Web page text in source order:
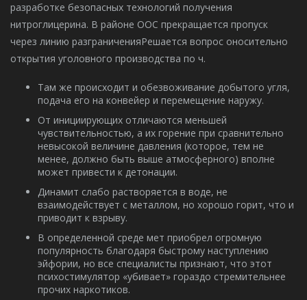
разработке безопасных технологий получения
нитроглицерина. В районе ООС прекращается пропуск
через линию разграниченияРешается вопрос оносительно
открытия уголовного производства по ч.
Там же происходит и обезвоживание добытого угля,
подача его на конвейер и перемещение наружу.
От инициирующих отличаются меньшей
чувствительностью, а их горение при сравнительно
невысокой величине давления (которое, тем не
менее, должно быть выше атмосферного) вполне
может привести к детонации.
Динамит слабо растворяется в воде, не
взаимодействует с металлом, но хорошо горит, что и
приводит к взрыву.
В определенной среде мет приобрел огромную
популярность благодаря быстрому наступлению
эйфории, но все специалисты признают, что этот
психостимулятор «убивает» гораздо стремительнее
прочих наркотиков.